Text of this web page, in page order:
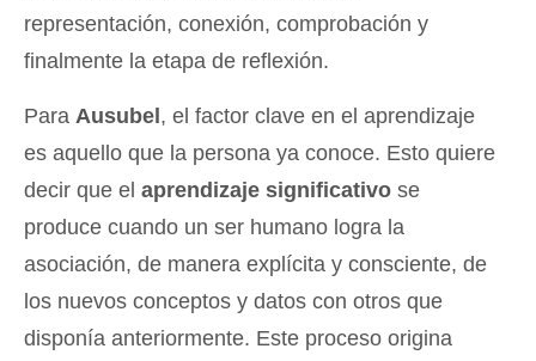
representación, conexión, comprobación y
finalmente la etapa de reflexión.
Para Ausubel, el factor clave en el aprendizaje
es aquello que la persona ya conoce. Esto quiere
decir que el aprendizaje significativo se
produce cuando un ser humano logra la
asociación, de manera explícita y consciente, de
los nuevos conceptos y datos con otros que
disponía anteriormente. Este proceso origina